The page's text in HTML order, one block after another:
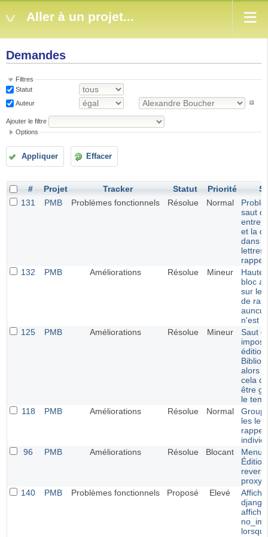
Aller à un projet...
Demandes
Filtres
Statut
Auteur
Ajouter le filtre
Options
Appliquer Effacer
# Projet Tracker Statut Priorité
131
PMB Problèmes fonctionnels Résolue Normal
saut
entre
et la
dans
lettres
rappel
132
PMB Améliorations Résolue Mineur
bloc
sur
de
n'est
125
PMB Améliorations Résolue Mineur
Saut
alors
cela
être
le
118
PMB Améliorations Résolue Normal
les
rappel
96
PMB Améliorations Résolue Blocant
Menu
proxy
140
PMB Problèmes fonctionnels Proposé Elevé